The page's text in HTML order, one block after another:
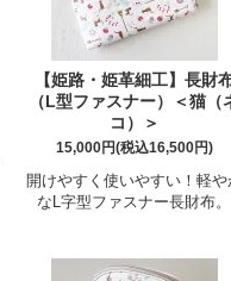
【姫路・姫革細工】長財
（L型ファスナー）＜猫（
コ）＞
15,000円(税込16,500円)
開けやすく使いやすい！軽や
なL字型ファスナー長財布。